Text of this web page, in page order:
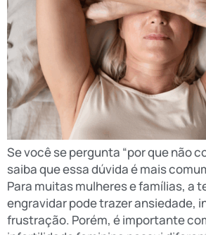
Se você se pergunta “por que não
saiba que essa dúvida é mais
Para muitas mulheres e famílias, a
engravidar pode trazer ansiedade,
frustração. Porém, é importante